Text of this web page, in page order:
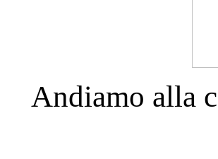
Andiamo alla